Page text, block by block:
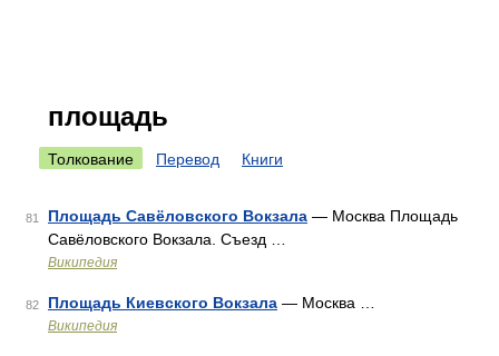
площадь
Толкование Перевод Книги
81 Площадь Савёловского Вокзала — Москва Площадь
Савёловского Вокзала. Съезд …
Википедия
82 Площадь Киевского Вокзала — Москва …
Википедия